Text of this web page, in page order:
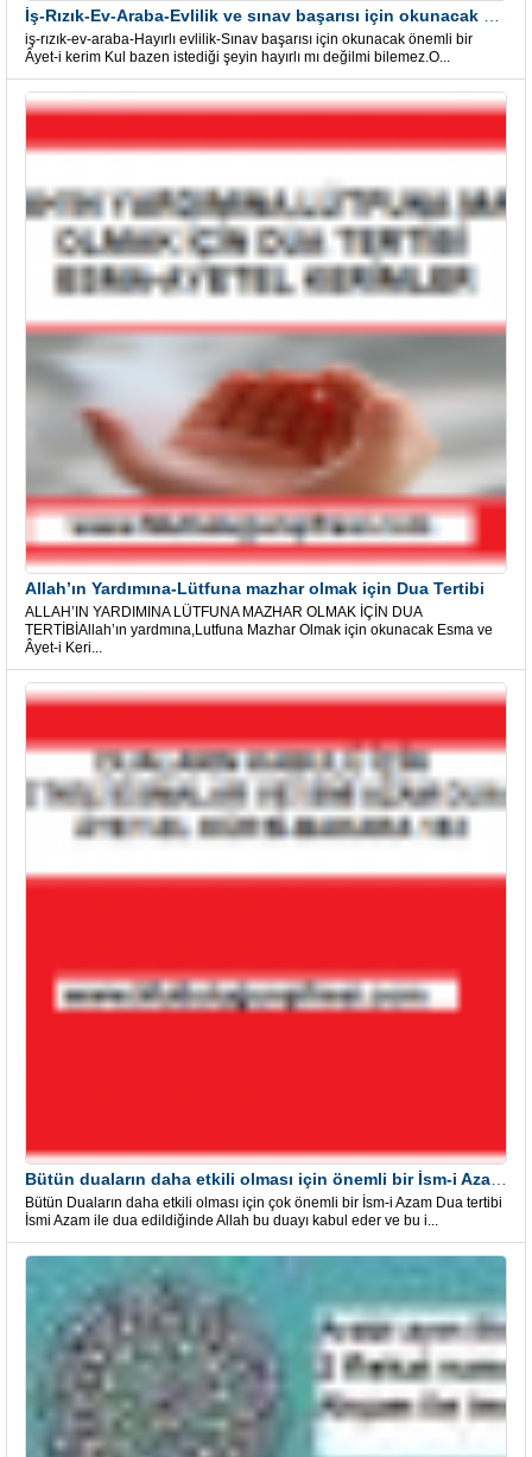
iş-rızık-ev-araba-Hayırlı evlilik-Sınav başarısı için okunacak önemli bir
Âyet-i kerim Kul bazen istediği şeyin hayırlı mı değilmi bilemez.O...
Allah’ın Yardımına-Lütfuna mazhar olmak için Dua Tertibi
ALLAH’IN YARDIMINA LÜTFUNA MAZHAR OLMAK İÇİN DUA
TERTİBİAllah’ın yardmına,Lutfuna Mazhar Olmak için okunacak Esma ve
Âyet-i Keri...
Bütün Duaların daha etkili olması için çok önemli bir İsm-i Azam Dua tertibi
İsmi Azam ile dua edildiğinde Allah bu duayı kabul eder ve bu i...